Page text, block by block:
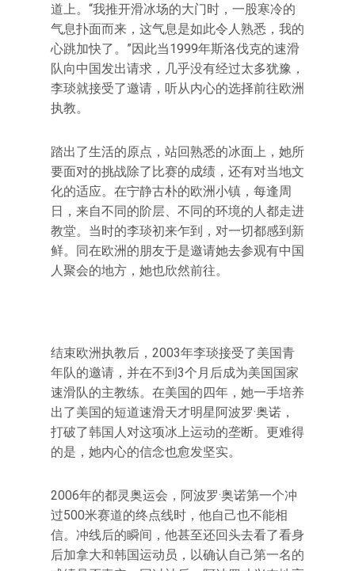
道上。“我推开滑冰场的大门时，一股寒冷的
气息扑面而来，这气息是如此令人熟悉，我的
心跳加快了。”因此当1999年斯洛伐克的速滑
队向中国发出请求，几乎没有经过太多犹豫，
李琰就接受了邀请，听从内心的选择前往欧洲
执教。
踏出了生活的原点，站回熟悉的冰面上，她所
要面对的挑战除了比赛的成绩，还有对当地文
化的适应。在宁静古朴的欧洲小镇，每逢周
日，来自不同的阶层、不同的环境的人都走进
教堂。当时的李琰初来乍到，对一切都感到新
鲜。同在欧洲的朋友于是邀请她去参观有中国
人聚会的地方，她也欣然前往。
结束欧洲执教后，2003年李琰接受了美国青
年队的邀请，并在不到3个月后成为美国国家
速滑队的主教练。在美国的四年，她一手培养
出了美国的短道速滑天才明星阿波罗·奥诺，
打破了韩国人对这项冰上运动的垄断。更难得
的是，她内心的信念也愈发坚实。
2006年的都灵奥运会，阿波罗·奥诺第一个冲
过500米赛道的终点线时，他自己也不能相
信。冲线后的瞬间，他甚至还回头去看了看身
后加拿大和韩国运动员，以确认自己第一名的